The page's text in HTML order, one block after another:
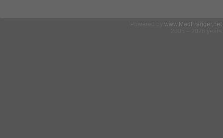
www.MadFragger.net